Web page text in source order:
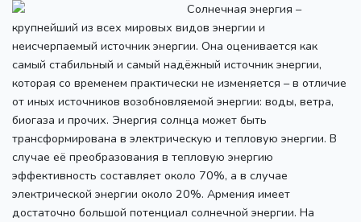
Солнечная энергия –
крупнейший из всех мировых видов энергии и
неисчерпаемый источник энергии. Она оценивается как
самый стабильный и самый надёжный источник энергии,
которая со временем практически не изменяется – в отличие
от иных источников возобновляемой энергии: воды, ветра,
биогаза и прочих. Энергия солнца может быть
трансформирована в электрическую и тепловую энергии. В
случае её преобразования в тепловую энергию
эффективность составляет около 70%, а в случае
электрической энергии около 20%. Армения имеет
достаточно большой потенциал солнечной энергии. На